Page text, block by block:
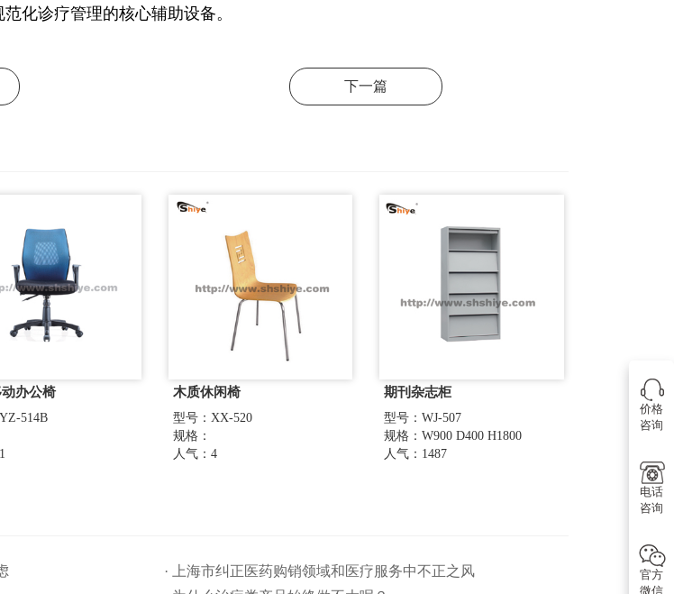
化诊疗管理的核心辅助设备。
下一篇
办公椅
514B
木质休闲椅
型号：XX-520
规格：
人气：4
期刊杂志柜
型号：WJ-507
规格：W900 D400 H1800
人气：1487
· 上海市纠正医药购销领域和医疗服务中不正之风
价格
咨询
电话
咨询
官方
微信